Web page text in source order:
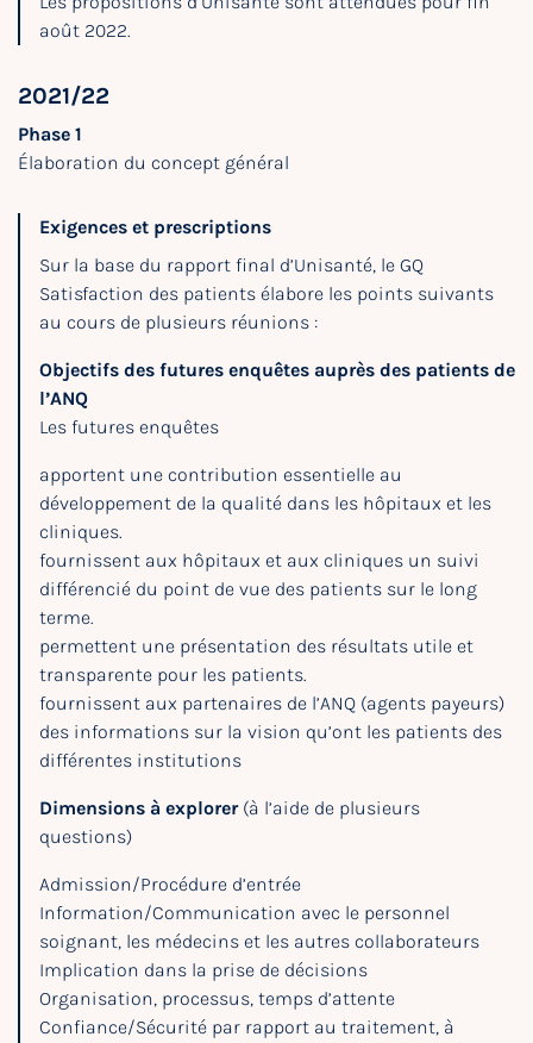
août 2022.
2021/22
Phase 1
Élaboration du concept général
Exigences et prescriptions
Sur la base du rapport final d’Unisanté, le GQ
Satisfaction des patients élabore les points suivants
au cours de plusieurs réunions :
Objectifs des futures enquêtes auprès des patients de
l’ANQ
Les futures enquêtes
apportent une contribution essentielle au
développement de la qualité dans les hôpitaux et les
cliniques.
fournissent aux hôpitaux et aux cliniques un suivi
différencié du point de vue des patients sur le long
terme.
permettent une présentation des résultats utile et
transparente pour les patients.
fournissent aux partenaires de l’ANQ (agents payeurs)
des informations sur la vision qu’ont les patients des
différentes institutions
Dimensions à explorer (à l’aide de plusieurs
questions)
Admission/Procédure d’entrée
Information/Communication avec le personnel
soignant, les médecins et les autres collaborateurs
Implication dans la prise de décisions
Organisation, processus, temps d’attente
Confiance/Sécurité par rapport au traitement, à